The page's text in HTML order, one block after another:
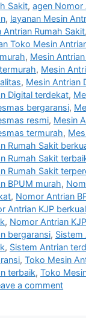
Sakit, agen Nomor
, layanan Mesin
Antrian Rumah Sakit,
Toko Mesin
, Mesin
, Mesin
, Mesin Antrian
Digital terdekat,
bergaransi,
resmi, Mesin
termurah,
Rumah Sakit
Rumah Sakit
Rumah Sakit
BPUM murah,
, Nomor Antrian
Antrian KJP
, Nomor Antrian
bergaransi, Sistem
, Sistem Antrian
, Toko Mesin
terbaik, Toko
a comment